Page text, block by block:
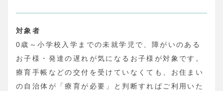
対象者
0歳～小学校入学までの未就学児で、障がいのある
お子様・発達の遅れが気になるお子様が対象です。
療育手帳などの交付を受けていなくても、お住まい
の自治体が「療育が必要」と判断すればご利用いた